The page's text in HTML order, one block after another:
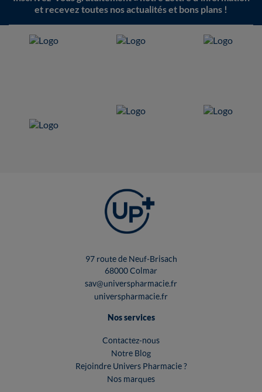
et recevez toutes nos actualités et bons plans !
97 route de Neuf-Brisach
68000 Colmar
sav@universpharmacie.fr
universpharmacie.fr
Nos services
Contactez-nous
Notre Blog
Rejoindre Univers Pharmacie ?
Nos marques